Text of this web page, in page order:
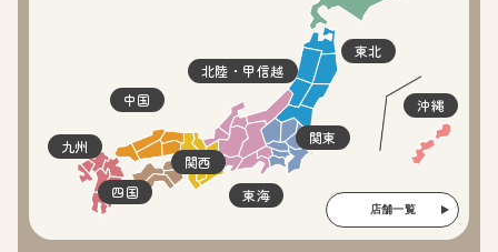
東北
関東
北陸・甲信越
東海
関西
四国
中国
九州
沖縄
店舗一覧